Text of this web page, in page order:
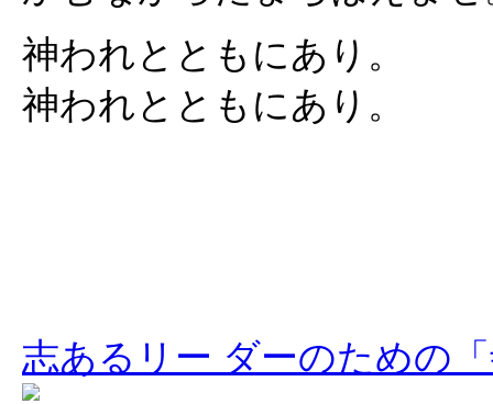
神われとともにあり。
神われとともにあり。
志あるリー ダーのための